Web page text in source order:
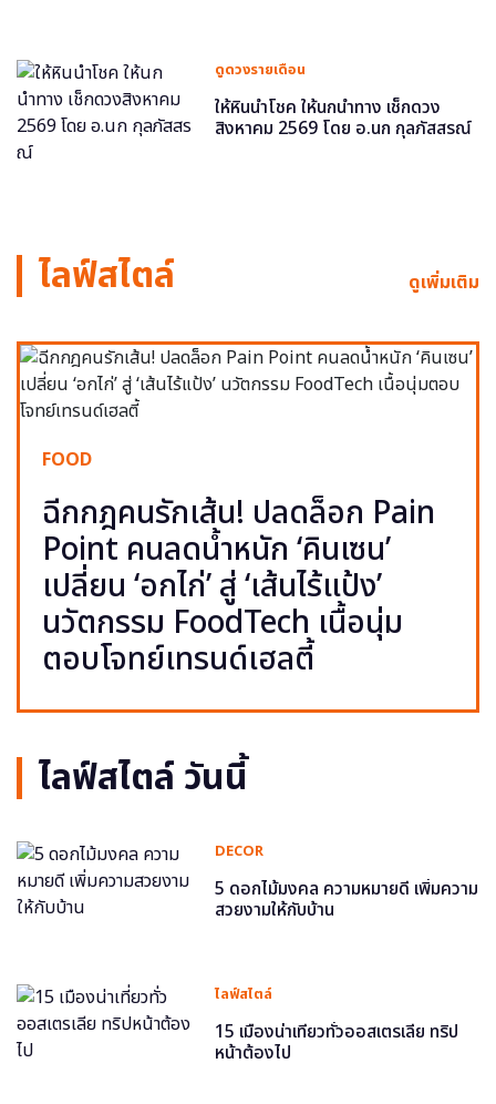
ดูดวงรายเดือน
ให้หินนำโชค ให้นกนำทาง เช็กดวง
สิงหาคม 2569 โดย อ.นก กุลภัสสรณ์
ไลฟ์สไตล์ ดูเพิ่มเติม
FOOD
ฉีกกฎคนรักเส้น! ปลดล็อก Pain
Point คนลดน้ำหนัก ‘คินเซน’
เปลี่ยน ‘อกไก่’ สู่ ‘เส้นไร้แป้ง’
นวัตกรรม FoodTech เนื้อนุ่ม
ตอบโจทย์เทรนด์เฮลตี้
ไลฟ์สไตล์ วันนี้
DECOR
5 ดอกไม้มงคล ความหมายดี เพิ่มความ
สวยงามให้กับบ้าน
ไลฟ์สไตล์
15 เมืองน่าเที่ยวทั่วออสเตรเลีย ทริป
หน้าต้องไป